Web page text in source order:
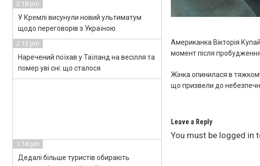
Американка Вікторія
момент після пробудження
Жінка опинилася в
що призвели до
Leave a Reply
You must be logged in
2:18 pm
У Кремлі висунули новий ультиматум
щодо переговорів з Україною
2:12 pm
Наречений поїхав у Таїланд на весілля та
помер уві сні: що сталося
1:18 pm
Дедалі більше туристів обирають